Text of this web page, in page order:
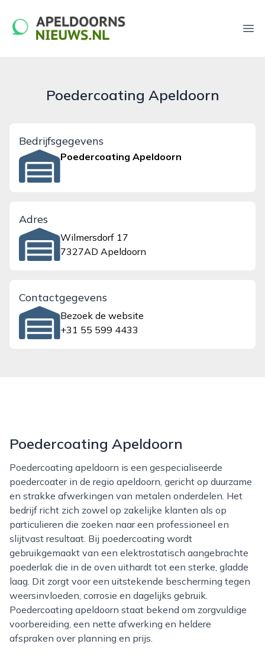
apeldoornsnieuws.nl
Poedercoating Apeldoorn
Bedrijfsgegevens
Poedercoating Apeldoorn
Adres
Wilmersdorf 17
7327AD Apeldoorn
Contactgegevens
Bezoek de website
+31 55 599 4433
Poedercoating Apeldoorn
Poedercoating apeldoorn is een gespecialiseerde
poedercoater in de regio apeldoorn, gericht op duurzame
en strakke afwerkingen van metalen onderdelen. Het
bedrijf richt zich zowel op zakelijke klanten als op
particulieren die zoeken naar een professioneel en
slijtvast resultaat. Bij poedercoating wordt
gebruikgemaakt van een elektrostatisch aangebrachte
poederlak die in de oven uithardt tot een sterke, gladde
laag. Dit zorgt voor een uitstekende bescherming tegen
weersinvloeden, corrosie en dagelijks gebruik.
Poedercoating apeldoorn staat bekend om zorgvuldige
voorbereiding, een nette afwerking en heldere
afspraken over planning en prijs.